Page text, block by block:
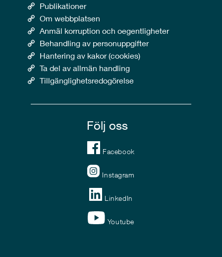
Publikationer
Om webbplatsen
Anmäl korruption och oegentligheter
Behandling av personuppgifter
Hantering av kakor (cookies)
Ta del av allmän handling
Tillgänglighetsredogörelse
Följ oss
Facebook
Instagram
LinkedIn
Youtube